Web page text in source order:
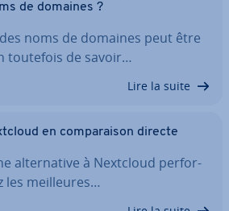
de domaines ?
noms de domaines peut être
toutefois de savoir…
Lire la suite
en com­pa­rai­son directe
al­ter­na­tive à Nextcloud per­for­
les meil­leures…